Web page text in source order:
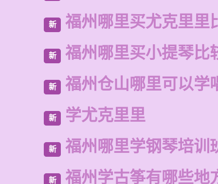
新 福州哪里买尤克里里
新 福州哪里买小提琴比
新 福州仓山哪里可以学
新 学尤克里里
新 福州哪里学钢琴培训
新 福州学古筝有哪些地